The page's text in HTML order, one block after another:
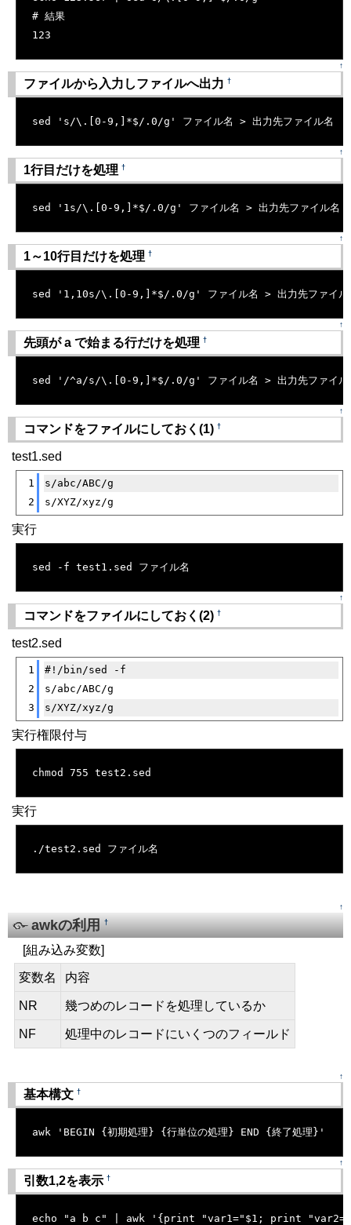
# 結果
123
↑
ファイルから入力しファイルへ出力 †
sed 's/\.[0-9,]*$/.0/g' ファイル名 > 出力先ファイル名
↑
1行目だけを処理 †
sed '1s/\.[0-9,]*$/.0/g' ファイル名 > 出力先ファイル名
↑
1～10行目だけを処理 †
sed '1,10s/\.[0-9,]*$/.0/g' ファイル名 > 出力先ファイル
↑
先頭が a で始まる行だけを処理 †
sed '/^a/s/\.[0-9,]*$/.0/g' ファイル名 > 出力先ファイル
↑
コマンドをファイルにしておく(1) †
test1.sed
1
2
s/abc/ABC/g
s/XYZ/xyz/g
実行
sed -f test1.sed ファイル名
↑
コマンドをファイルにしておく(2) †
test2.sed
1
2
3
#!/bin/sed -f
s/abc/ABC/g
s/XYZ/xyz/g
実行権限付与
chmod 755 test2.sed
実行
./test2.sed ファイル名
↑
awkの利用†
[組み込み変数]
変数名 内容
NR 幾つめのレコードを処理しているか
NF 処理中のレコードにいくつのフィールド
↑
基本構文 †
awk 'BEGIN {初期処理} {行単位の処理} END {終了処理}'
↑
引数1,2を表示 †
echo "a b c" | awk '{print "var1="$1; print